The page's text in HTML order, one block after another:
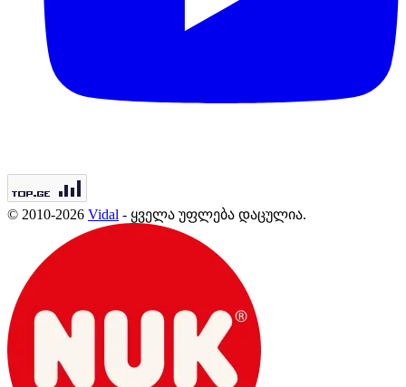
© 2010-2026 Vidal - ყველა უფლება დაცულია.